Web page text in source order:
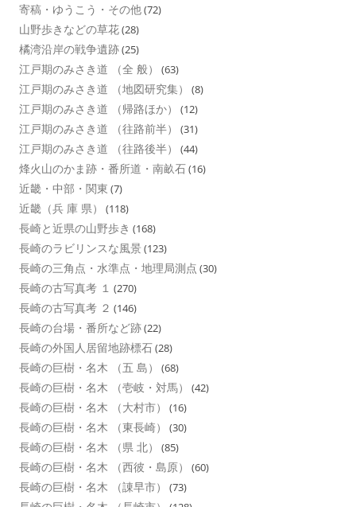
寄稿・ゆうこう・その他(72)
山野歩きなどの草花(28)
橘湾沿岸の戦争遺跡(25)
江戸期のみさき道 （全 般） (63)
江戸期のみさき道 （地図研究集） (8)
江戸期のみさき道 （帰路ほか） (12)
江戸期のみさき道 （往路前半） (31)
江戸期のみさき道 （往路後半） (44)
烽火山のかま跡・番所道・南畝石(16)
近畿・中部・関東 (7)
近畿（兵 庫 県） (118)
長崎と近県の山野歩き (168)
長崎のラビリンスな風景 (123)
長崎の三角点・水準点・地理局測点 (30)
長崎の古写真考 １ (270)
長崎の古写真考 ２ (146)
長崎の台場・番所など跡(22)
長崎の外国人居留地跡標石(28)
長崎の巨樹・名木 （五 島） (68)
長崎の巨樹・名木 （壱岐・対馬） (42)
長崎の巨樹・名木 （大村市） (16)
長崎の巨樹・名木 （東長崎） (30)
長崎の巨樹・名木 （県 北） (85)
長崎の巨樹・名木 （西彼・島原） (60)
長崎の巨樹・名木 （諌早市） (73)